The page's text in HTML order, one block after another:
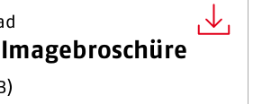
Imagebroschüre
)